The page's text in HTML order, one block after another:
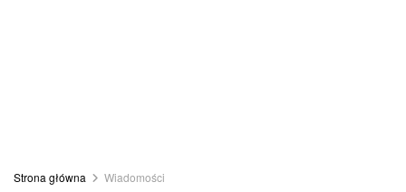
Strona główna Wiadomości